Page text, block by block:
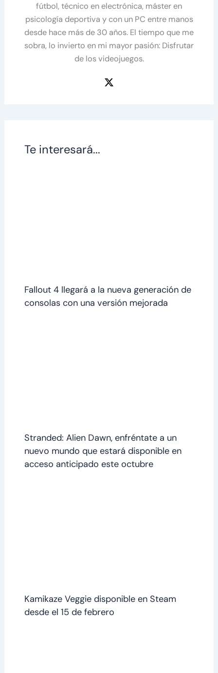
fútbol, técnico en electrónica, máster en
psicología deportiva y con un PC entre manos
desde hace más de 30 años. El tiempo que me
sobra, lo invierto en mi mayor pasión: Disfrutar
de los videojuegos.
Te interesará...
Fallout 4 llegará a la nueva generación de
consolas con una versión mejorada
Stranded: Alien Dawn, enfréntate a un
nuevo mundo que estará disponible en
acceso anticipado este octubre
Kamikaze Veggie disponible en Steam
desde el 15 de febrero